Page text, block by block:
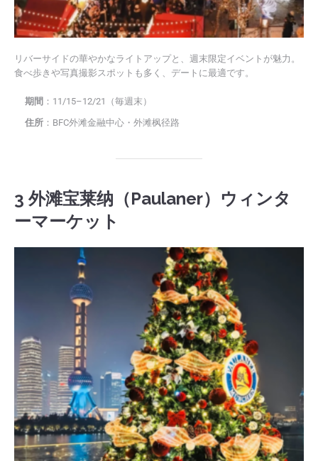
リバーサイドの華やかなライトアップと、週末限定イベントが魅力。
食べ歩きや写真撮影スポットも多く、デートに最適です。
期間 ：11/15–12/21（毎週末）
住所 ：BFC外滩金融中心・外滩枫径路
3 外滩宝莱纳（Paulaner）ウィンタ
ーマーケット